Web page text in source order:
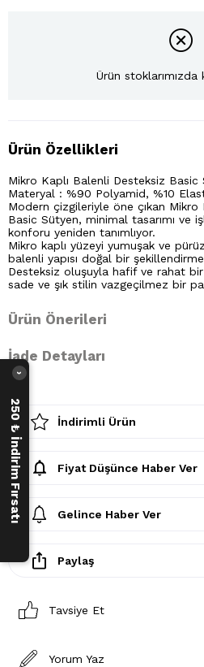
Ürün stoklarımızda
Ürün Özellikleri
Mikro Kaplı Balenli Desteksiz
Materyal : %90 Polyamid, %10
Modern çizgileriyle öne çıkan Mikro
Basic Sütyen, minimal tasarımı ve
konforu yeniden tanımlıyor.
Mikro kaplı yüzeyi yumuşak ve
balenli yapısı doğal bir
Desteksiz oluşuyla hafif ve rahat
sade ve şık stilin vazgeçilmez bir
Ürün Önerileri
İade Detayları
İndirimli Ürün
Fiyat Düşünce Haber Ver
Gelince Haber Ver
Paylaş
Tavsiye Et
Yorum Yaz
250 ₺ İndirim Fırsatı
›